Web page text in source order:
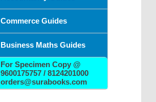
Commerce Guides
Business Maths Guides
For Specimen Copy @
9600175757 / 8124201000
orders@surabooks.com